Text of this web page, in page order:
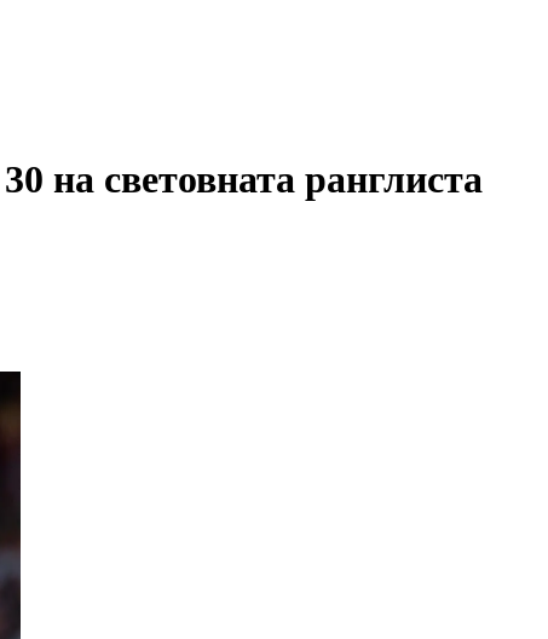
на световната ранглиста